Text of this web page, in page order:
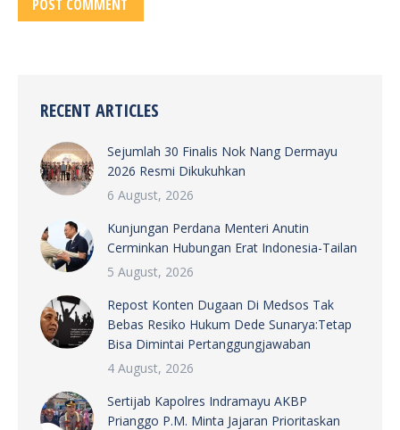
POST COMMENT
RECENT ARTICLES
Sejumlah 30 Finalis Nok Nang Dermayu
2026 Resmi Dikukuhkan
6 August, 2026
Kunjungan Perdana Menteri Anutin
Cerminkan Hubungan Erat Indonesia-Tailan
5 August, 2026
Repost Konten Dugaan Di Medsos Tak
Bebas Resiko Hukum Dede Sunarya:Tetap
Bisa Dimintai Pertanggungjawaban
4 August, 2026
Sertijab Kapolres Indramayu AKBP
Prianggo P.M. Minta Jajaran Prioritaskan